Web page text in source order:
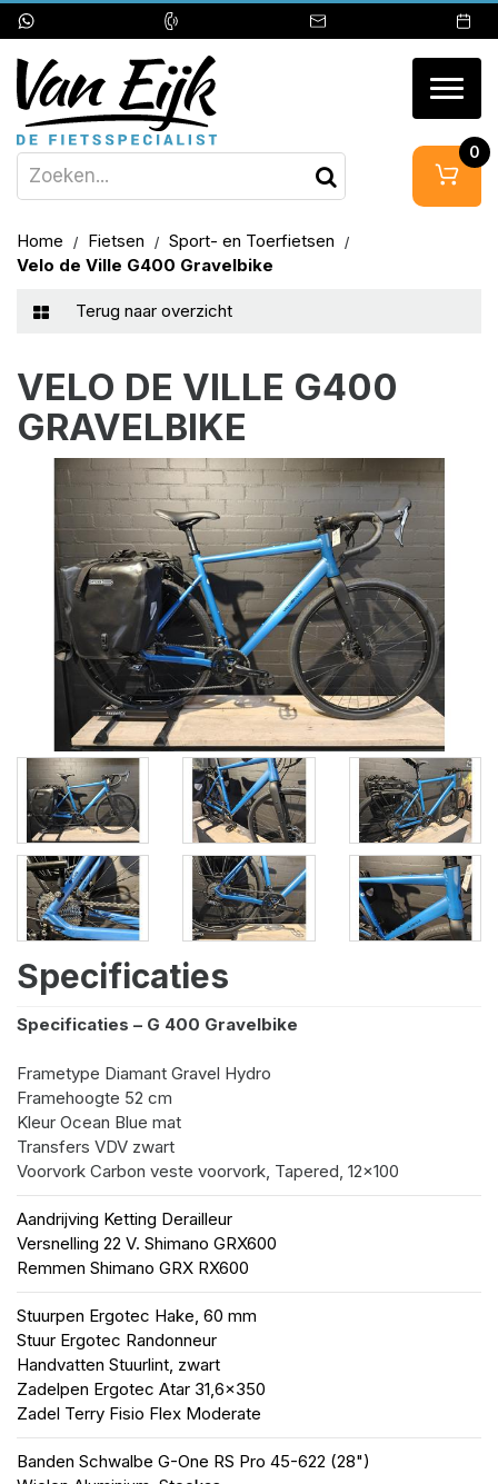
0
Home Fietsen
Sport- en Toerfietsen
Velo de Ville G400 Gravelbike
Terug naar overzicht
VELO DE VILLE G400
GRAVELBIKE
Specificaties
Specificaties – G 400 Gravelbike
Frametype Diamant Gravel Hydro
Framehoogte 52 cm
Kleur Ocean Blue mat
Transfers VDV zwart
Voorvork Carbon veste voorvork, Tapered, 12x100
Aandrijving Ketting Derailleur
Versnelling 22 V. Shimano GRX600
Remmen Shimano GRX RX600
Stuurpen Ergotec Hake, 60 mm
Stuur Ergotec Randonneur
Handvatten Stuurlint, zwart
Zadelpen Ergotec Atar 31,6x350
Zadel Terry Fisio Flex Moderate
Banden Schwalbe G-One RS Pro 45-622 (28")